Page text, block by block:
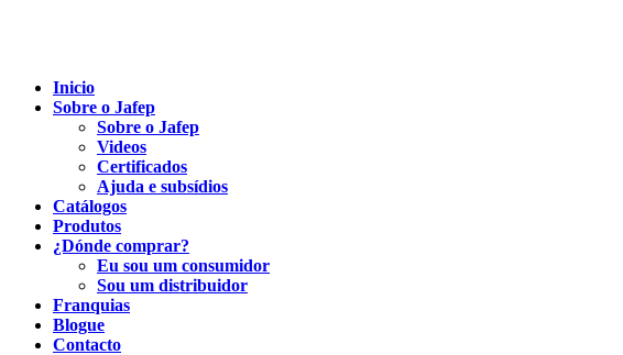
Inicio
Sobre o Jafep
Sobre o Jafep
Videos
Certificados
Ajuda e subsídios
Catálogos
Produtos
¿Dónde comprar?
Eu sou um consumidor
Sou um distribuidor
Franquias
Blogue
Contacto